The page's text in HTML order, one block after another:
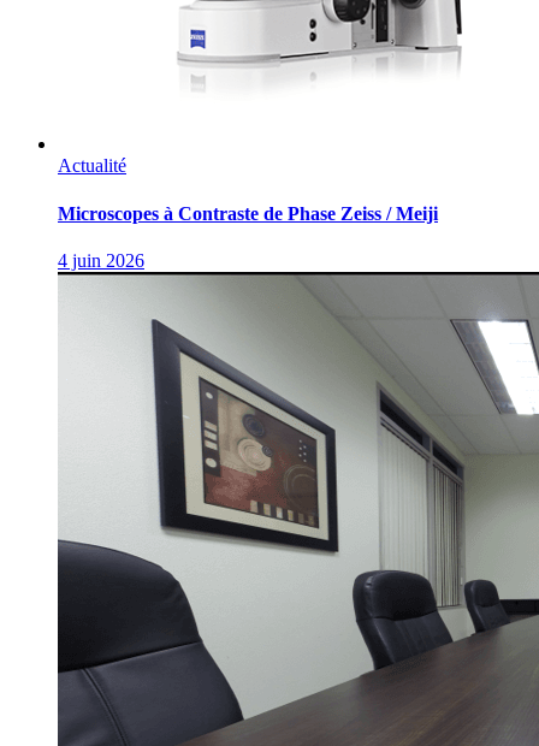
Actualité
Microscopes à Contraste de Phase Zeiss / Meiji
4 juin 2026